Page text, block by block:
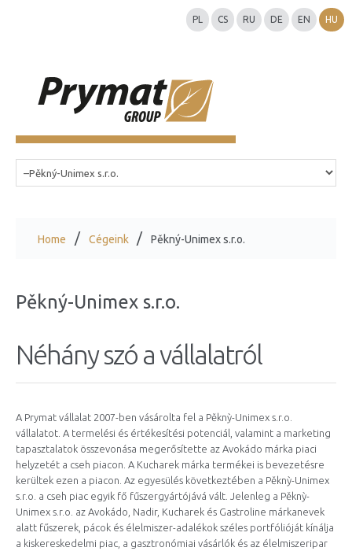
PL CS RU DE EN HU
Home Cégeink Pěkný-Unimex s.r.o.
Pěkný-Unimex s.r.o.
Néhány szó a vállalatról
A Prymat vállalat 2007-ben vásárolta fel a Pěknỳ-Unimex s.r.o.
vállalatot. A termelési és értékesítési potenciál, valamint a marketing
tapasztalatok összevonása megerősítette az Avokádo márka piaci
helyzetét a cseh piacon. A Kucharek márka termékei is bevezetésre
kerültek ezen a piacon. Az egyesülés következtében a Pěknỳ-Unimex
s.r.o. a cseh piac egyik fő fűszergyártójává vált. Jelenleg a Pěknỳ-
Unimex s.r.o. az Avokádo, Nadir, Kucharek és Gastroline márkanevek
alatt fűszerek, pácok és élelmiszer-adalékok széles portfólióját kínálja
a kiskereskedelmi piac, a gasztronómiai vásárlók és az élelmiszeripar